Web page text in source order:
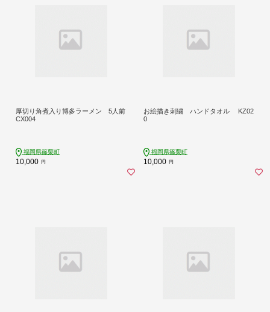
厚切り角煮入り博多ラーメン 5人前
CX004
福岡県篠栗町
10,000 円
お絵描き刺繍 ハンドタオル KZ02
0
福岡県篠栗町
10,000 円